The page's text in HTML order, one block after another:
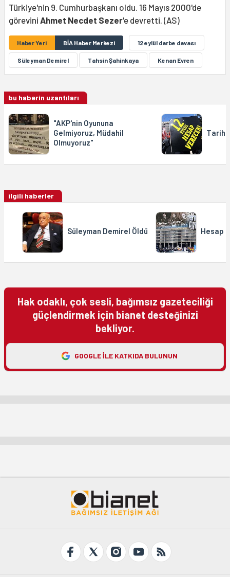
Türkiye'nin 9. Cumhurbaşkanı oldu. 16 Mayıs 2000'de
görevini Ahmet Necdet Sezer'e devretti. (AS)
Haber Yeri BİA Haber Merkezi 12 eylül darbe davası
Süleyman Demirel Tahsin Şahinkaya Kenan Evren
bu haberin uzantıları
"AKP'nin Oyununa
Gelmiyoruz, Müdahil
Olmuyoruz"
Tarihi
ilgili haberler
Süleyman Demirel Öldü Hesap
Hak odaklı, çok sesli, bağımsız gazeteciliği
güçlendirmek için bianet desteğinizi
bekliyor.
GOOGLE ILE KATKIDA BULUNUN